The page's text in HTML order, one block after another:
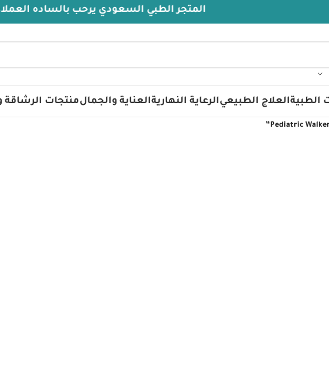
المتجر الطبي السعودي يرحب بالساده العملاء
الطبيةالعلاج الطبيعيالرعاية النهاريةالعناية والجمالمنتجات الرشاقة